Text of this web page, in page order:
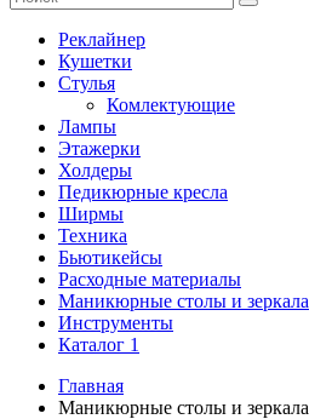
Реклайнер
Кушетки
Стулья
Комлектующие
Лампы
Этажерки
Холдеры
Педикюрные кресла
Ширмы
Техника
Бьютикейсы
Расходные материалы
Маникюрные столы и зеркала
Инструменты
Каталог 1
Главная
Маникюрные столы и зеркала